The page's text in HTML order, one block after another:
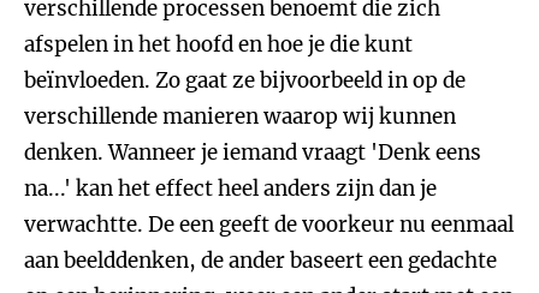
verschillende processen benoemt die zich
afspelen in het hoofd en hoe je die kunt
beïnvloeden. Zo gaat ze bijvoorbeeld in op de
verschillende manieren waarop wij kunnen
denken. Wanneer je iemand vraagt 'Denk eens
na...' kan het effect heel anders zijn dan je
verwachtte. De een geeft de voorkeur nu eenmaal
aan beelddenken, de ander baseert een gedachte